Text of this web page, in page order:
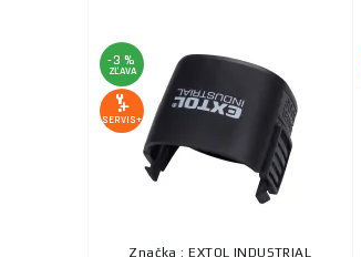
-3 %
ZĽAVA
SERVIS+
Značka : EXTOL INDUSTRIAL